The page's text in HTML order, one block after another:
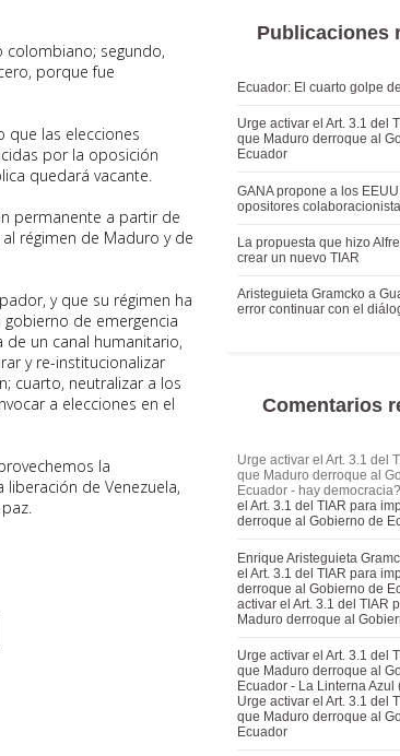
colombiano; segundo,
porque fue
que las elecciones
por la oposición
quedará vacante.
permanente a partir de
régimen de Maduro y de
y que su régimen ha
gobierno de emergencia
un canal humanitario,
y re-institucionalizar
cuarto, neutralizar a los
a elecciones en el
la
de Venezuela,
Publicaciones
Ecuador: El cuarto golpe
Urge activar el Art. 3.1 del
que Maduro derroque al
Ecuador
GANA propone a los
opositores
La propuesta que hizo
crear un nuevo TIAR
Aristeguieta Gramcko a
error continuar con el
Comentarios
Urge activar el Art. 3.1 del
que Maduro derroque al
Ecuador - hay democracia?
el Art. 3.1 del TIAR para
derroque al Gobierno de
Enrique Aristeguieta
el Art. 3.1 del TIAR para
derroque al Gobierno de
activar el Art. 3.1 del TIAR
Maduro derroque al
Urge activar el Art. 3.1 del
que Maduro derroque al
Ecuador - La Linterna Azul
Urge activar el Art. 3.1 del
que Maduro derroque al
Ecuador